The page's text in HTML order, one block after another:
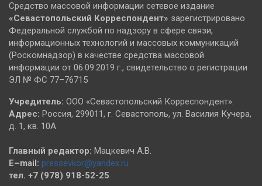
Средство массовой информации сетевое издание
«Севастопольский Корреспондент» зарегистрировано
Федеральной службой по надзору в сфере связи,
информационных технологий и массовых коммуникаций
(Роскомнадзор) в качестве средства массовой
информации от 06.09.2019 г., свидетельство о регистрации
ЭЛ № ФС 77–76715
Учредитель: ООО «Севастопольский Корреспондент».
Адрес: Россия, 299011, г. Севастополь, ул. Василия Кучера,
д. 1, кв. 10А
Главный редактор: Мацкевич А.В.
E–mail: pressevkor@yandex.ru
тел. +7 (978) 918-52-25